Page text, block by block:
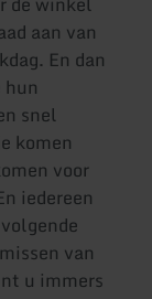
aan van
En dan
snel
komen
voor
iedereen
van
u immers